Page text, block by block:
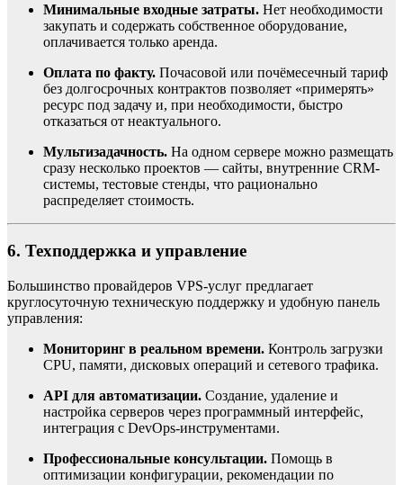
Минимальные входные затраты. Нет необходимости
закупать и содержать собственное оборудование,
оплачивается только аренда.
Оплата по факту. Почасовой или почёмесечный тариф
без долгосрочных контрактов позволяет «примерять»
ресурс под задачу и, при необходимости, быстро
отказаться от неактуального.
Мультизадачность. На одном сервере можно размещать
сразу несколько проектов — сайты, внутренние CRM-
системы, тестовые стенды, что рационально
распределяет стоимость.
6. Техподдержка и управление
Большинство провайдеров VPS-услуг предлагает
круглосуточную техническую поддержку и удобную панель
управления:
Мониторинг в реальном времени. Контроль загрузки
CPU, памяти, дисковых операций и сетевого трафика.
API для автоматизации. Создание, удаление и
настройка серверов через программный интерфейс,
интеграция с DevOps-инструментами.
Профессиональные консультации. Помощь в
оптимизации конфигурации, рекомендации по